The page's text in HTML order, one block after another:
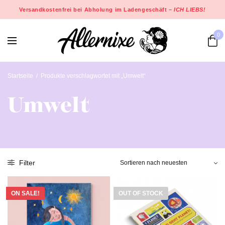
Versandkostenfrei bei Abholung im Ladengeschäft –ICH LIEBS!
0
Startseite / Produkte verschlagwortet mit „Umwelt“
Umwelt
Filter
ON SALE! OUT OF STOCK